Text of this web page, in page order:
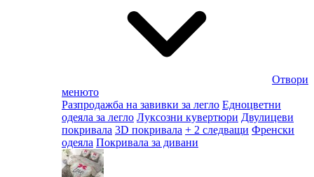
Отвори
менюто
Разпродажба на завивки за легло Едноцветни
одеяла за легло Луксозни кувертюри Двулицеви
покривала 3D покривала + 2 следващи Френски
одеяла Покривала за дивани